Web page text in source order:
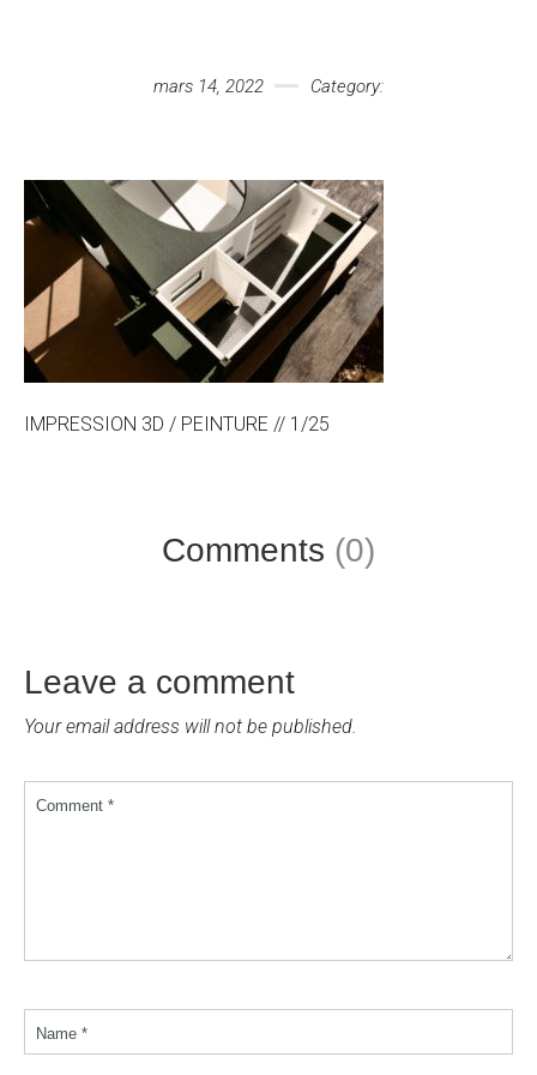
mars 14, 2022 Category:
IMPRESSION 3D / PEINTURE // 1/25
Comments (0)
Leave a comment
Your email address will not be published.
Comment *
Name *